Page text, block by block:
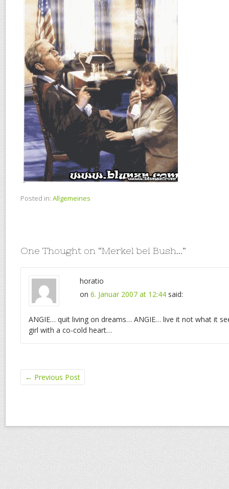
Posted in: Allgemeines
One Thought on “Merkel bei Bush…”
horatio
on 6. Januar 2007 at 12:44 said:
ANGIE… quit living on dreams… ANGIE… live it not what it
girl with a co-cold heart…
← Previous Post